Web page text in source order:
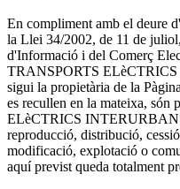
En compliment amb el deure
la Llei 34/2002, de 11 de
d'Informació i del Comerç
TRANSPORTS
sigui la propietària de la
es recullen en la mateixa,
ELèCTRICS
reproducció, distribució,
modificació, explotació o
aquí previst queda totalment